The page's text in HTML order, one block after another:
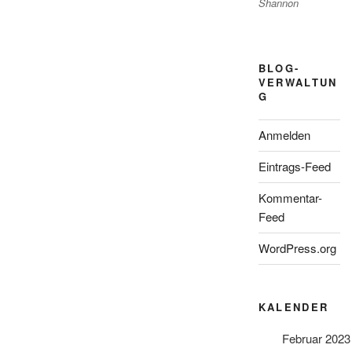
BLOG-
VERWALTUN
G
Anmelden
Eintrags-Feed
Kommentar-
Feed
WordPress.org
KALENDER
Februar 2023